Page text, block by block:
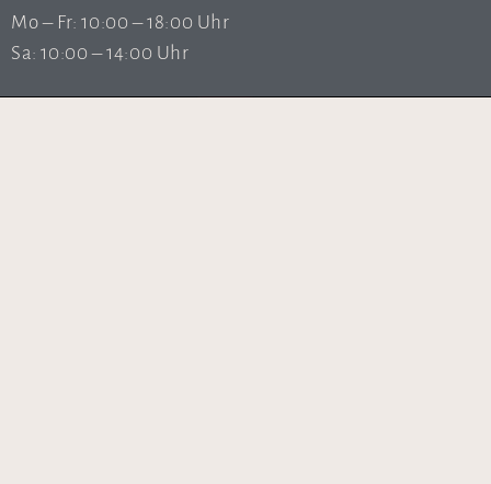
Mo – Fr: 10:00 – 18:00 Uhr
Sa: 10:00 – 14:00 Uhr